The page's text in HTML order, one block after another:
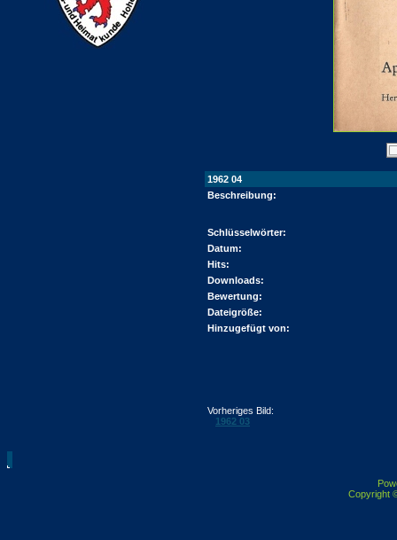
1962 04
Beschreibung:
Schlüsselwörter:
Datum:
Hits:
Downloads:
Bewertung:
Dateigröße:
Hinzugefügt von:
Vorheriges Bild:
1962 03
Copyright